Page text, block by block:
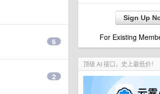
Sign Up
For Existing
顶级 AI 接口，史上最低价！
6
2